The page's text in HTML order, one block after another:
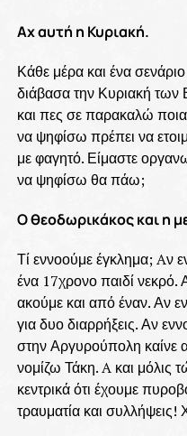
Αχ αυτή η Κυριακή.
Κάθε μέρα και ένα
διάβασα την Κυριακή των
και πες σε παρακαλώ
να ψηφίσω πρέπει να
με φαγητό. Είμαστε
να ψηφίσω θα πάω;
Ο θεοδωρικάκος και η
Τί εννοούμε έγκλημα; Aν
ένα 17χρονο παιδί
ακούμε και από έναν. Αν
για δυο διαρρήξεις. Αν
στην Αργυρούπολη καίνε
νομίζω Τάκη. A και μόλις
κεντρικά ότι έχουμε
τραυματία και